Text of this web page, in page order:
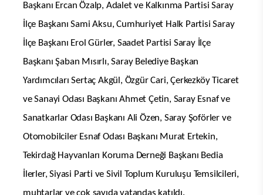
Başkanı Ercan Özalp, Adalet ve Kalkınma Partisi Saray
İlçe Başkanı Sami Aksu, Cumhuriyet Halk Partisi Saray
İlçe Başkanı Erol Gürler, Saadet Partisi Saray İlçe
Başkanı Şaban Mısırlı, Saray Belediye Başkan
Yardımcıları Sertaç Akgül, Özgür Cari, Çerkezköy Ticaret
ve Sanayi Odası Başkanı Ahmet Çetin, Saray Esnaf ve
Sanatkarlar Odası Başkanı Ali Özen, Saray Şoförler ve
Otomobilciler Esnaf Odası Başkanı Murat Ertekin,
Tekirdağ Hayvanları Koruma Derneği Başkanı Bedia
İlerler, Siyasi Parti ve Sivil Toplum Kuruluşu Temsilcileri,